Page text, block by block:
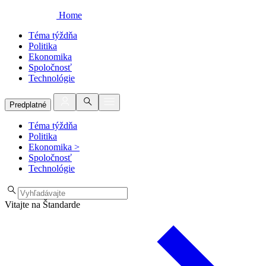
Home
Téma týždňa
Politika
Ekonomika
Spoločnosť
Technológie
Predplatné
Téma týždňa
Politika
Ekonomika >
Spoločnosť
Technológie
Vitajte na Štandarde